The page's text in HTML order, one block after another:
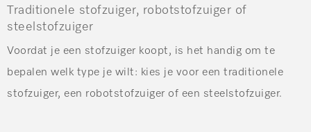
Traditionele stofzuiger, robotstofzuiger of
steelstofzuiger
Voordat je een stofzuiger koopt, is het handig om te
bepalen welk type je wilt: kies je voor een traditionele
stofzuiger, een robotstofzuiger of een steelstofzuiger.